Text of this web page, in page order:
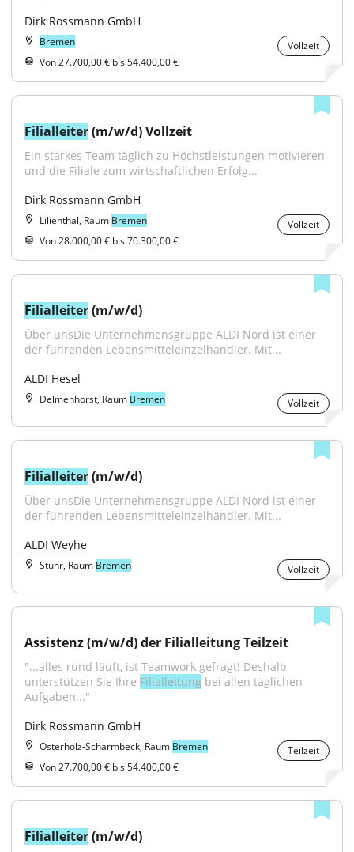
Dirk Rossmann GmbH
Bremen
Vollzeit
Von 27.700,00 € bis 54.400,00 €
Filialleiter (m/w/d) Vollzeit
Ein starkes Team täglich zu Höchstleistungen motivieren
und die Filiale zum wirtschaftlichen Erfolg...
Dirk Rossmann GmbH
Lilienthal, Raum Bremen
Vollzeit
Von 28.000,00 € bis 70.300,00 €
Filialleiter (m/w/d)
Über unsDie Unternehmensgruppe ALDI Nord ist einer
der führenden Lebensmitteleinzelhändler. Mit...
ALDI Hesel
Delmenhorst, Raum Bremen Vollzeit
Filialleiter (m/w/d)
Über unsDie Unternehmensgruppe ALDI Nord ist einer
der führenden Lebensmitteleinzelhändler. Mit...
ALDI Weyhe
Stuhr, Raum Bremen Vollzeit
Assistenz (m/w/d) der Filialleitung Teilzeit
"...alles rund läuft, ist Teamwork gefragt! Deshalb
unterstützen Sie Ihre Filialleitung bei allen täglichen
Aufgaben..."
Dirk Rossmann GmbH
Osterholz-Scharmbeck, Raum Bremen
Teilzeit
Von 27.700,00 € bis 54.400,00 €
Filialleiter (m/w/d)